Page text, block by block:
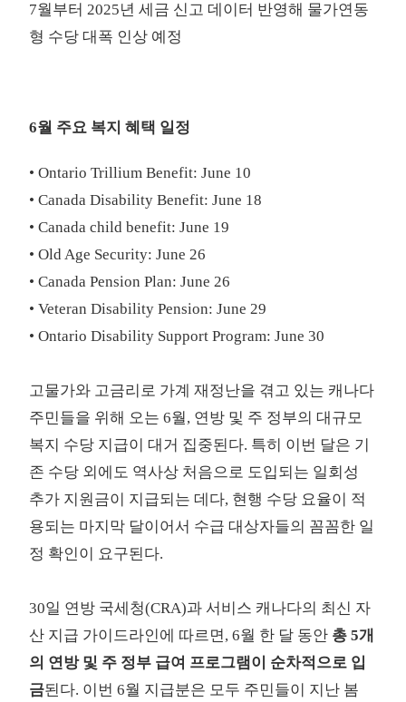
7월부터 2025년 세금 신고 데이터 반영해 물가연동
형 수당 대폭 인상 예정
6월 주요 복지 혜택 일정
• Ontario Trillium Benefit: June 10
• Canada Disability Benefit: June 18
• Canada child benefit: June 19
• Old Age Security: June 26
• Canada Pension Plan: June 26
• Veteran Disability Pension: June 29
• Ontario Disability Support Program: June 30
고물가와 고금리로 가계 재정난을 겪고 있는 캐나다
주민들을 위해 오는 6월, 연방 및 주 정부의 대규모
복지 수당 지급이 대거 집중된다. 특히 이번 달은 기
존 수당 외에도 역사상 처음으로 도입되는 일회성
추가 지원금이 지급되는 데다, 현행 수당 요율이 적
용되는 마지막 달이어서 수급 대상자들의 꼼꼼한 일
정 확인이 요구된다.
30일 연방 국세청(CRA)과 서비스 캐나다의 최신 자
산 지급 가이드라인에 따르면, 6월 한 달 동안 총 5개
의 연방 및 주 정부 급여 프로그램이 순차적으로 입
금된다. 이번 6월 지급분은 모두 주민들이 지난 봄